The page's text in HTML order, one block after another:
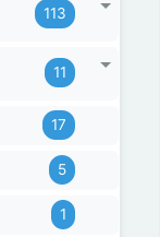
113
11
17
5
1